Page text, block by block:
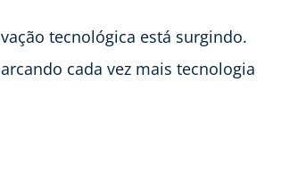
tecnológica está surgindo.
cada vez mais tecnologia